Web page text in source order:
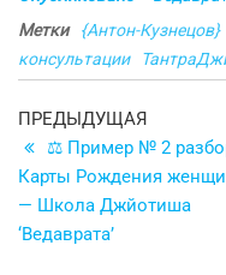
Метки
{Антон-Кузнецов}
консультации
Навигация
по
записям
Предыдущая
запись
ПРЕДЫДУЩАЯ
⚖ Пример № 2
Карты Рождения
— Школа Джйотиша
‘Ведаврата’